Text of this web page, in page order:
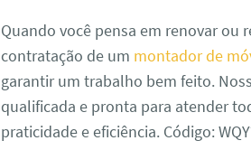
Quando você pensa em renovar ou
contratação de um montador de
garantir um trabalho bem feito.
qualificada e pronta para atender
praticidade e eficiência. Código: